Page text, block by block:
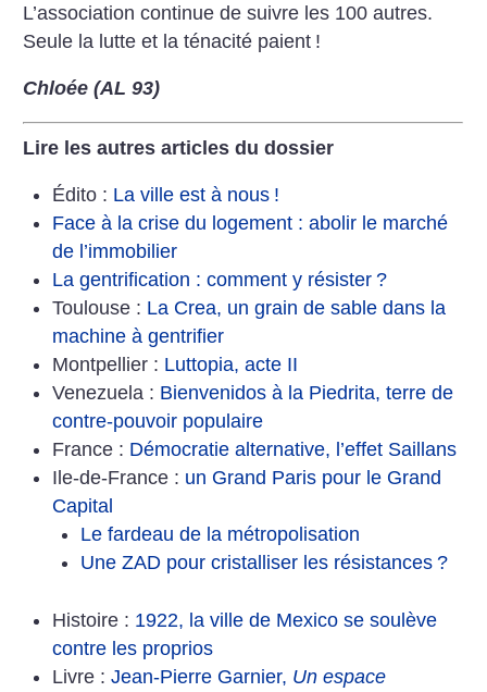
L’association continue de suivre les 100 autres.
Seule la lutte et la ténacité paient !
Chloée (AL 93)
Lire les autres articles du dossier
Édito : La ville est à nous !
Face à la crise du logement : abolir le marché
de l’immobilier
La gentrification : comment y résister ?
Toulouse : La Crea, un grain de sable dans la
machine à gentrifier
Montpellier : Luttopia, acte II
Venezuela : Bienvenidos à la Piedrita, terre de
contre-pouvoir populaire
France : Démocratie alternative, l’effet Saillans
Ile-de-France : un Grand Paris pour le Grand
Capital
Le fardeau de la métropolisation
Une ZAD pour cristalliser les résistances ?
Histoire : 1922, la ville de Mexico se soulève
contre les proprios
Livre : Jean-Pierre Garnier, Un espace